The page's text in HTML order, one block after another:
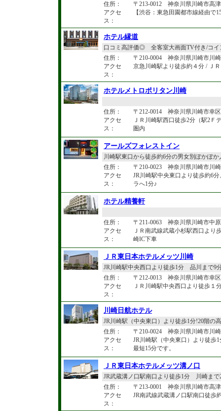
住所：
〒213-0012 神奈川県川崎市高
アクセ
ス：
【渋谷：東急田園都市線経由
ホテル縁道
口コミ高評価◎ 全客室大画面TV付き/コイ
住所：
〒210-0004 神奈川県川崎市川
アクセ
ス：
京急川崎駅より徒歩約４分 / Ｊ
ホテルメトロポリタン川崎
住所：
〒212-0014 神奈川県川崎市幸
アクセ
ス：
ＪＲ川崎駅西口徒歩2分（駅2Ｆ
圏内
アールズフォレストイン
川崎駅東口から徒歩約6分の男女別ぽかぽ
住所：
〒210-0023 神奈川県川崎市川
アクセ
ス：
JR川崎駅中央東口より徒歩約6
ラへ1分♪
ホテル精養軒
住所：
〒211-0063 神奈川県川崎市中
アクセ
ス：
ＪＲ南武線武蔵小杉駅西口より
崎IC下車
ＪＲ東日本ホテルメッツ川崎
JR川崎駅中央西口より徒歩1分 品川まで9
住所：
〒212-0013 神奈川県川崎市幸
アクセ
ス：
ＪＲ川崎駅中央西口より徒歩１
川崎日航ホテル
JR川崎駅（中央東口）より徒歩1分!20階
住所：
〒210-0024 神奈川県川崎市川
アクセ
ス：
JR川崎駅（中央東口）より徒歩
最短15分です。
ＪＲ東日本ホテルメッツ溝ノ口
JR武蔵溝ノ口駅南口より徒歩1分 川崎まで
住所：
〒213-0001 神奈川県川崎市高
アクセ
ス：
JR南武線武蔵溝ノ口駅南口徒歩